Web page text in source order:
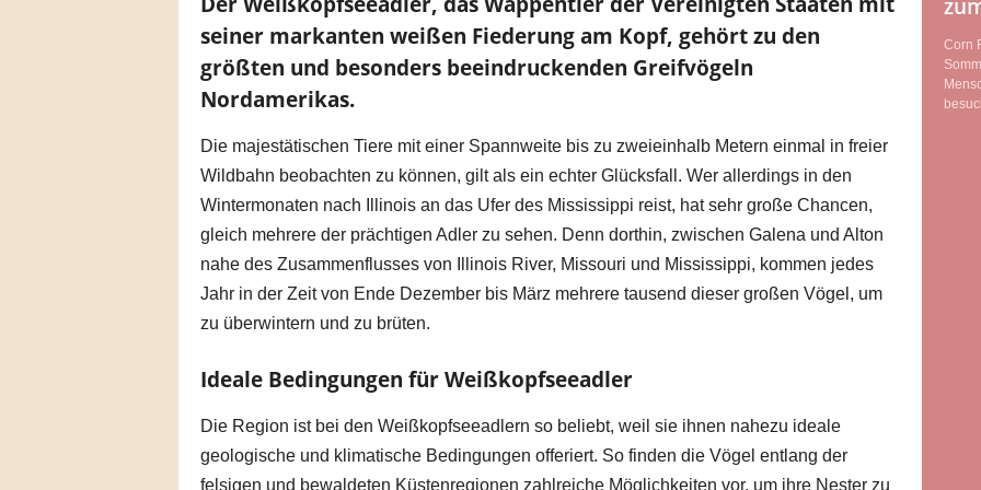
seiner markanten weißen Fiederung am Kopf, gehört zu den
größten und besonders beeindruckenden Greifvögeln
Nordamerikas.
Die majestätischen Tiere mit einer Spannweite bis zu zweieinhalb Metern einmal in freier
Wildbahn beobachten zu können, gilt als ein echter Glücksfall. Wer allerdings in den
Wintermonaten nach Illinois an das Ufer des Mississippi reist, hat sehr große Chancen,
gleich mehrere der prächtigen Adler zu sehen. Denn dorthin, zwischen Galena und Alton
nahe des Zusammenflusses von Illinois River, Missouri und Mississippi, kommen jedes
Jahr in der Zeit von Ende Dezember bis März mehrere tausend dieser großen Vögel, um
zu überwintern und zu brüten.
Ideale Bedingungen für Weißkopfseeadler
Die Region ist bei den Weißkopfseeadlern so beliebt, weil sie ihnen nahezu ideale
geologische und klimatische Bedingungen offeriert. So finden die Vögel entlang der
felsigen und bewaldeten Küstenregionen zahlreiche Möglichkeiten vor, um ihre Nester zu
Corn